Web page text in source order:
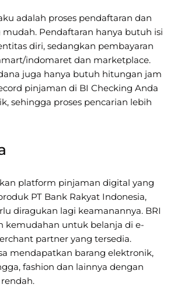
adalah proses pendaftaran dan
Pendaftaran hanya butuh isi
diri, sedangkan pembayaran
indomaret dan marketplace.
juga hanya butuh hitungan jam
pinjaman di BI Checking Anda
sehingga proses pencarian lebih
platform pinjaman digital yang
PT Bank Rakyat Indonesia,
diragukan lagi keamanannya. BRI
kemudahan untuk belanja di e-
partner yang tersedia.
mendapatkan barang elektronik,
fashion dan lainnya dengan